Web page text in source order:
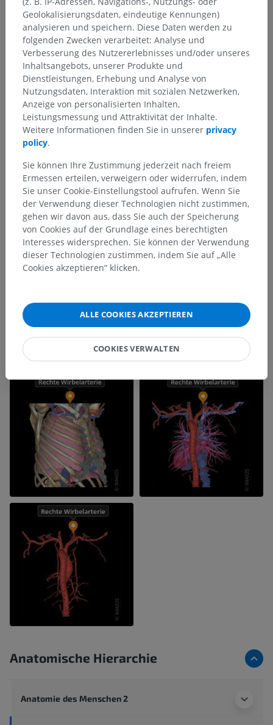
Anatomische Hierarchie
Anatomie des Menschen 2
Geolokalisierungsdaten, eindeutige Kennungen)
analysieren und speichern. Diese Daten werden zu
folgenden Zwecken verarbeitet: Analyse und
Verbesserung des Nutzererlebnisses und/oder unseres
Inhaltsangebots, unserer Produkte und
Dienstleistungen, Erhebung und Analyse von
Nutzungsdaten, Interaktion mit sozialen Netzwerken,
Anzeige von personalisierten Inhalten,
Leistungsmessung und Attraktivität der Inhalte.
Weitere Informationen finden Sie in unserer privacy
policy.
Sie können Ihre Zustimmung jederzeit nach freiem
Ermessen erteilen, verweigern oder widerrufen, indem
Sie unser Cookie-Einstellungstool aufrufen. Wenn Sie
der Verwendung dieser Technologien nicht zustimmen,
gehen wir davon aus, dass Sie auch der Speicherung
von Cookies auf der Grundlage eines berechtigten
Interesses widersprechen. Sie können der Verwendung
dieser Technologien zustimmen, indem Sie auf „Alle
Cookies akzeptieren“ klicken.
ALLE COOKIES AKZEPTIEREN
COOKIES VERWALTEN